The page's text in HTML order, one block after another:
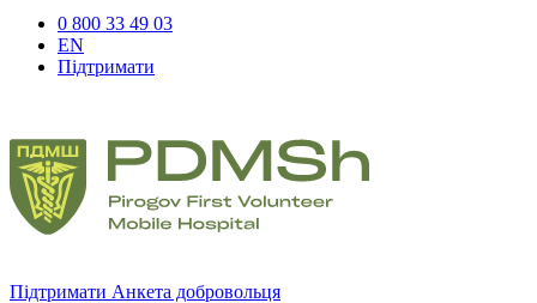
0 800 33 49 03
EN
Підтримати
Підтримати Анкета добровольця